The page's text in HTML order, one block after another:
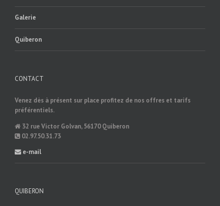
Galerie
Quiberon
CONTACT
Venez dès à présent sur place profitez de nos offres et tarifs
préférentiels.
32 rue Victor Golvan, 56170 Quiberon
02.97.50.31.73
e-mail
QUIBERON